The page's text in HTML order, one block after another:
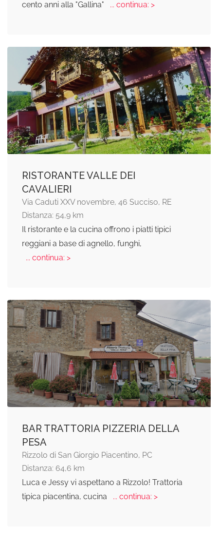
cento anni alla "Gallina" ... continua: >
RISTORANTE VALLE DEI
CAVALIERI
Via Caduti XXV novembre, 46 Succiso, RE
Distanza: 54,9 km
Il ristorante e la cucina offrono i piatti tipici
reggiani a base di agnello, funghi,
... continua: >
BAR TRATTORIA PIZZERIA DELLA
PESA
Rizzolo di San Giorgio Piacentino, PC
Distanza: 64,6 km
Luca e Jessy vi aspettano a Rizzolo! Trattoria
tipica piacentina, cucina
... continua: >